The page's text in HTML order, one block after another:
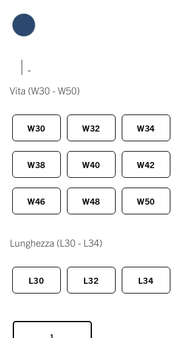
|
Vita (W30 - W50)
W30 W32 W34
W38 W40 W42
W46 W48 W50
Lunghezza (L30 - L34)
L30 L32 L34